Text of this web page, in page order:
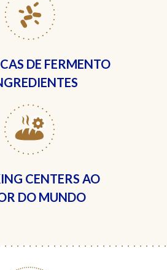
DE FERMENTO
CENTERS AO
DO MUNDO